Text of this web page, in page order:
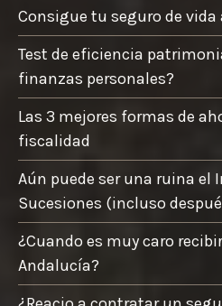
Consigue tu seguro de vida
Test de eficiencia
finanzas personales?
Las 3 mejores formas de
fiscalidad
Aún puede ser una ruina el
Sucesiones (incluso
¿Cuando es muy caro
Andalucía?